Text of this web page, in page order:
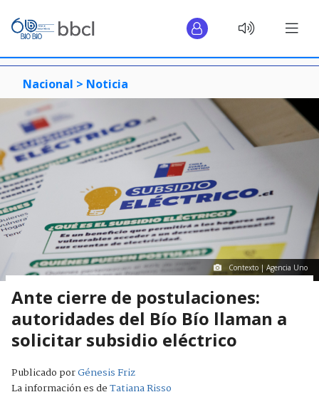
Nacional > Noticia
Contexto | Agencia Uno
Ante cierre de postulaciones:
autoridades del Bío Bío llaman a
solicitar subsidio eléctrico
Publicado porGénesis Friz
La información es deTatiana Risso